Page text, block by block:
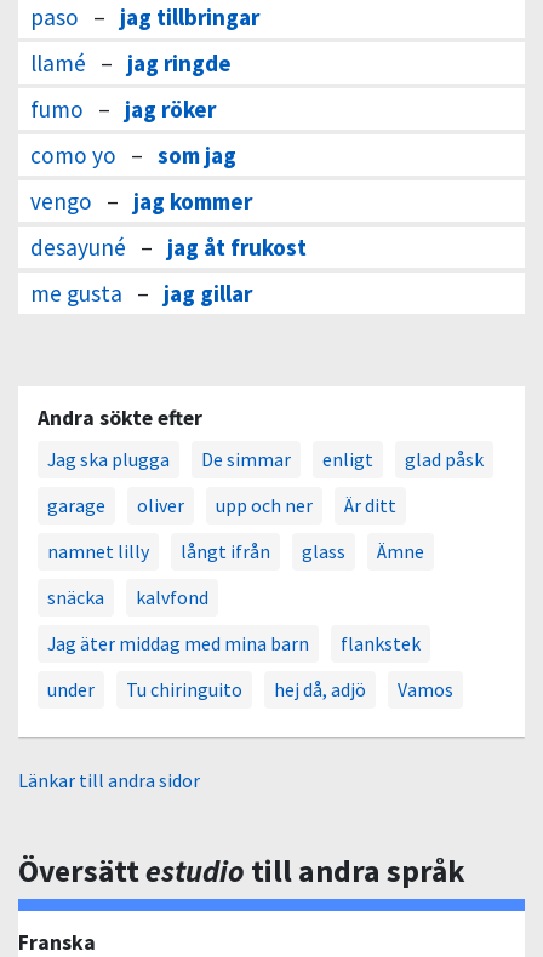
paso – jag tillbringar
llamé – jag ringde
fumo – jag röker
como yo – som jag
vengo – jag kommer
desayuné – jag åt frukost
me gusta – jag gillar
Andra sökte efter
Jag ska plugga De simmar enligt
glad påsk
garage
oliver upp och ner
Är ditt
namnet lilly
långt ifrån glass
Ämne
snäcka
kalvfond
Jag äter middag med mina barn
flankstek
under
Tu chiringuito hej då, adjö Vamos
Länkar till andra sidor
Översättestudio till andra språk
Franska